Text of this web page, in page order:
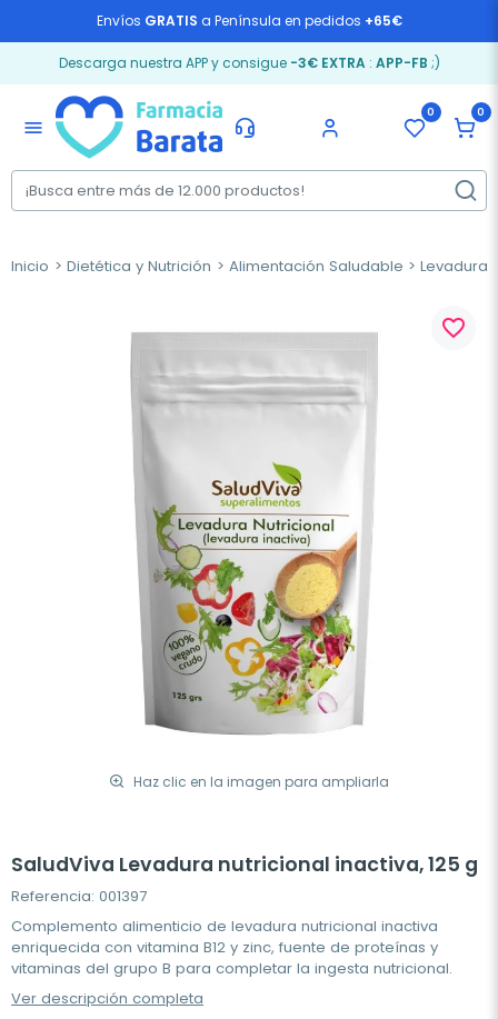
Envíos GRATIS a Península en pedidos +65€
Descarga nuestra APP y consigue -3€ EXTRA: APP-FB ;)
menu
0 0
Inicio Dietética y Nutrición Alimentación Saludable
Haz clic en la imagen para ampliarla
favorite_border
SaludViva Levadura nutricional inactiva, 125 g
Referencia: 001397
Complemento alimenticio de levadura nutricional inactiva
enriquecida con vitamina B12 y zinc, fuente de proteínas y
vitaminas del grupo B para completar la ingesta nutricional.
Ver descripción completa